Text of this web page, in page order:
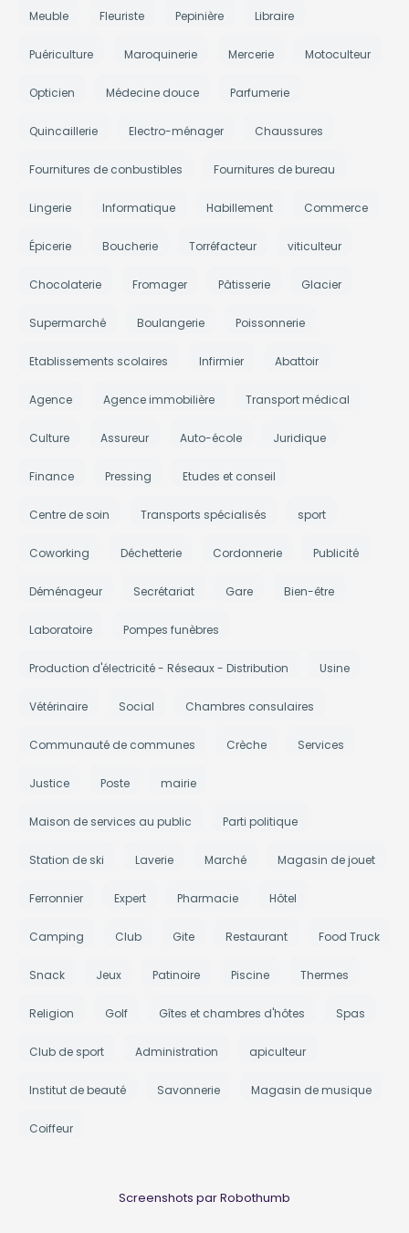
Meuble Fleuriste Pepinière Libraire
Puériculture Maroquinerie Mercerie Motoculteur
Opticien Médecine douce Parfumerie
Quincaillerie Electro-ménager Chaussures
Fournitures de conbustibles Fournitures de bureau
Lingerie Informatique Habillement Commerce
Épicerie Boucherie Torréfacteur viticulteur
Chocolaterie Fromager Pâtisserie Glacier
Supermarché Boulangerie Poissonnerie
Etablissements scolaires Infirmier Abattoir
Agence Agence immobilière Transport médical
Culture Assureur Auto-école Juridique
Finance Pressing Etudes et conseil
Centre de soin Transports spécialisés sport
Coworking Déchetterie Cordonnerie Publicité
Déménageur Secrétariat Gare Bien-être
Laboratoire Pompes funèbres
Production d'électricité - Réseaux - Distribution Usine
Vétérinaire Social Chambres consulaires
Communauté de communes Crèche Services
Justice Poste mairie
Maison de services au public Parti politique
Station de ski Laverie Marché Magasin de jouet
Ferronnier Expert Pharmacie Hôtel
Camping Club Gite Restaurant Food Truck
Snack Jeux Patinoire Piscine Thermes
Religion Golf Gîtes et chambres d'hôtes Spas
Club de sport Administration apiculteur
Institut de beauté Savonnerie Magasin de musique
Coiffeur
Screenshots par Robothumb